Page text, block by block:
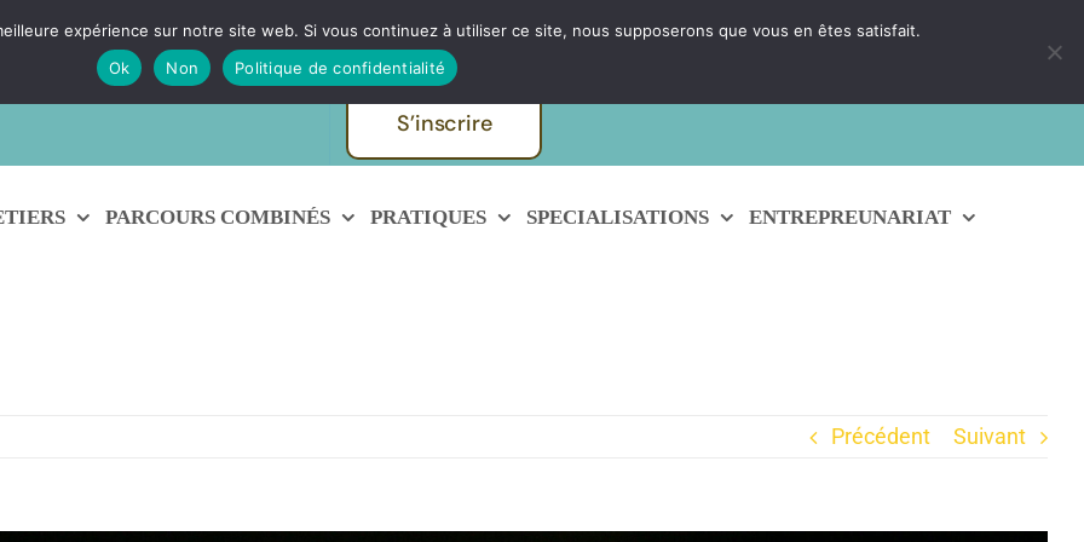
et métiers de Echanger avec un conseiller
S’inscrire
PARCOURS COMBINÉS PRATIQUES SPECIALISATIONS ENTREPREUNARIAT
Précédent Suivant
expérience sur notre site web. Si vous continuez à utiliser ce site, nous supposerons que vous en êtes satisfait.
Ok
Non Politique de confidentialité